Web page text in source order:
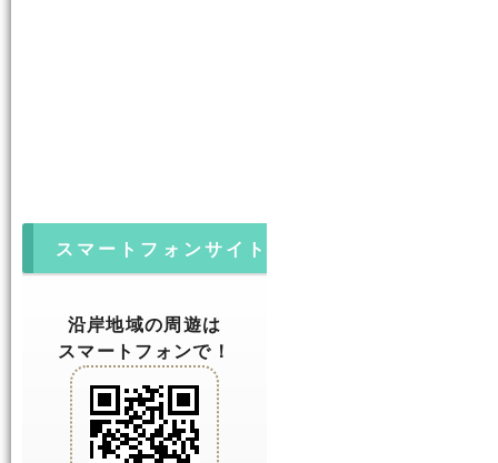
スマートフォンサイト
沿岸地域の周遊は
スマートフォンで！